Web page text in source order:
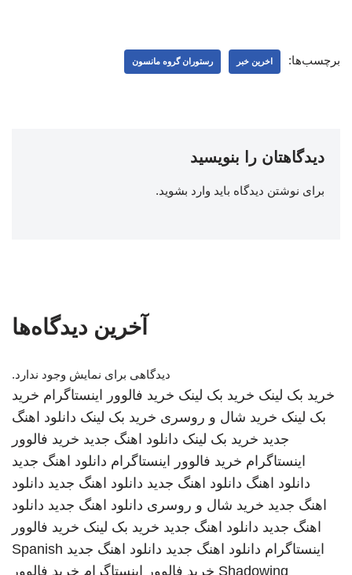
برچسب‌ها: اخرین خبر رستوران گروه مانسون
دیدگاهتان را بنویسید
برای نوشتن دیدگاه باید وارد بشوید.
آخرین دیدگاه‌ها
دیدگاهی برای نمایش وجود ندارد.
خرید بک لینک خرید بک لینک خرید فالوور اینستاگرام خرید
بک لینک خرید شال و روسری خرید بک لینک دانلود اهنگ
جدید خرید بک لینک دانلود اهنگ جدید خرید فالوور
اینستاگرام خرید فالوور اینستاگرام دانلود اهنگ جدید
دانلود اهنگ دانلود اهنگ جدید دانلود اهنگ جدید دانلود
اهنگ جدید خرید شال و روسری دانلود اهنگ جدید دانلود
اهنگ جدید دانلود اهنگ جدید خرید بک لینک خرید فالوور
اینستاگرام دانلود اهنگ جدید دانلود اهنگ جدید Spanish
Shadowing خرید فالوور اینستاگرام خرید فالوور